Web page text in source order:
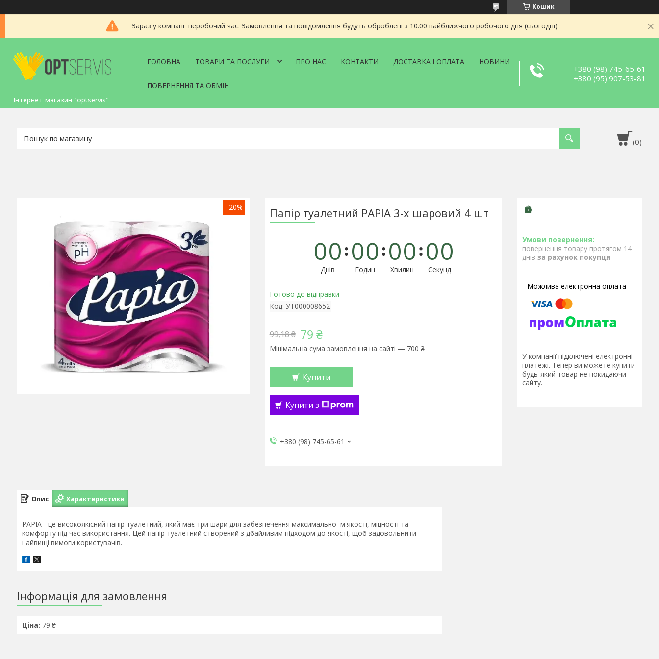
Кошик
Зараз у компанії неробочий час. Замовлення та повідомлення будуть оброблені з 10:00 найближчого робочого дня (сьогодні).
Інтернет-магазин "optservis"
ГОЛОВНА ТОВАРИ ТА ПОСЛУГИ ПРО НАС КОНТАКТИ ДОСТАВКА І ОПЛАТА НОВИНИ
ПОВЕРНЕННЯ ТА ОБМІН
+380 (98) 745-65-61
+380 (95) 907-53-81
–20% Папiр туалетний PAPIA 3-х шаровий 4 шт
00
Днів
00
Годин
00
Хвилин
00
Секунд
Готово до відправки
Код: УТ000008652
99,18 ₴ 79 ₴
Мінімальна сума замовлення на сайті — 700 ₴
Купити
Купити з
+380 (98) 745-65-61
повернення товару протягом 14
днів за рахунок покупця
У компанії підключені електронні
платежі. Тепер ви можете купити
будь-який товар не покидаючи
сайту.
Опис Характеристики
PAPIA - це високоякісний папір туалетний, який має три шари для забезпечення максимальної м'якості, міцності та
комфорту під час використання. Цей папір туалетний створений з дбайливим підходом до якості, щоб задовольнити
найвищі вимоги користувачів.
Інформація для замовлення
Ціна: 79 ₴